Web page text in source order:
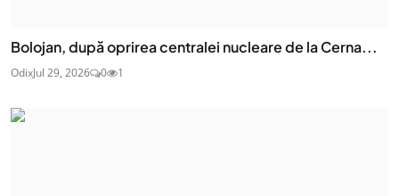
Bolojan, după oprirea centralei nucleare de la Cerna...
OdixJul 29, 2026 0 1